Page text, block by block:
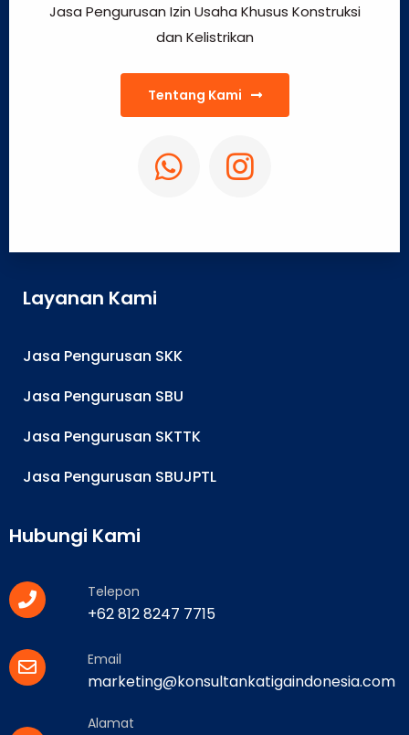
Jasa Pengurusan Izin Usaha Khusus Konstruksi
dan Kelistrikan
Tentang Kami
Layanan Kami
Jasa Pengurusan SKK
Jasa Pengurusan SBU
Jasa Pengurusan SKTTK
Jasa Pengurusan SBUJPTL
Hubungi Kami
Telepon
+62 812 8247 7715
Email
marketing@konsultankatigaindonesia.com
Alamat